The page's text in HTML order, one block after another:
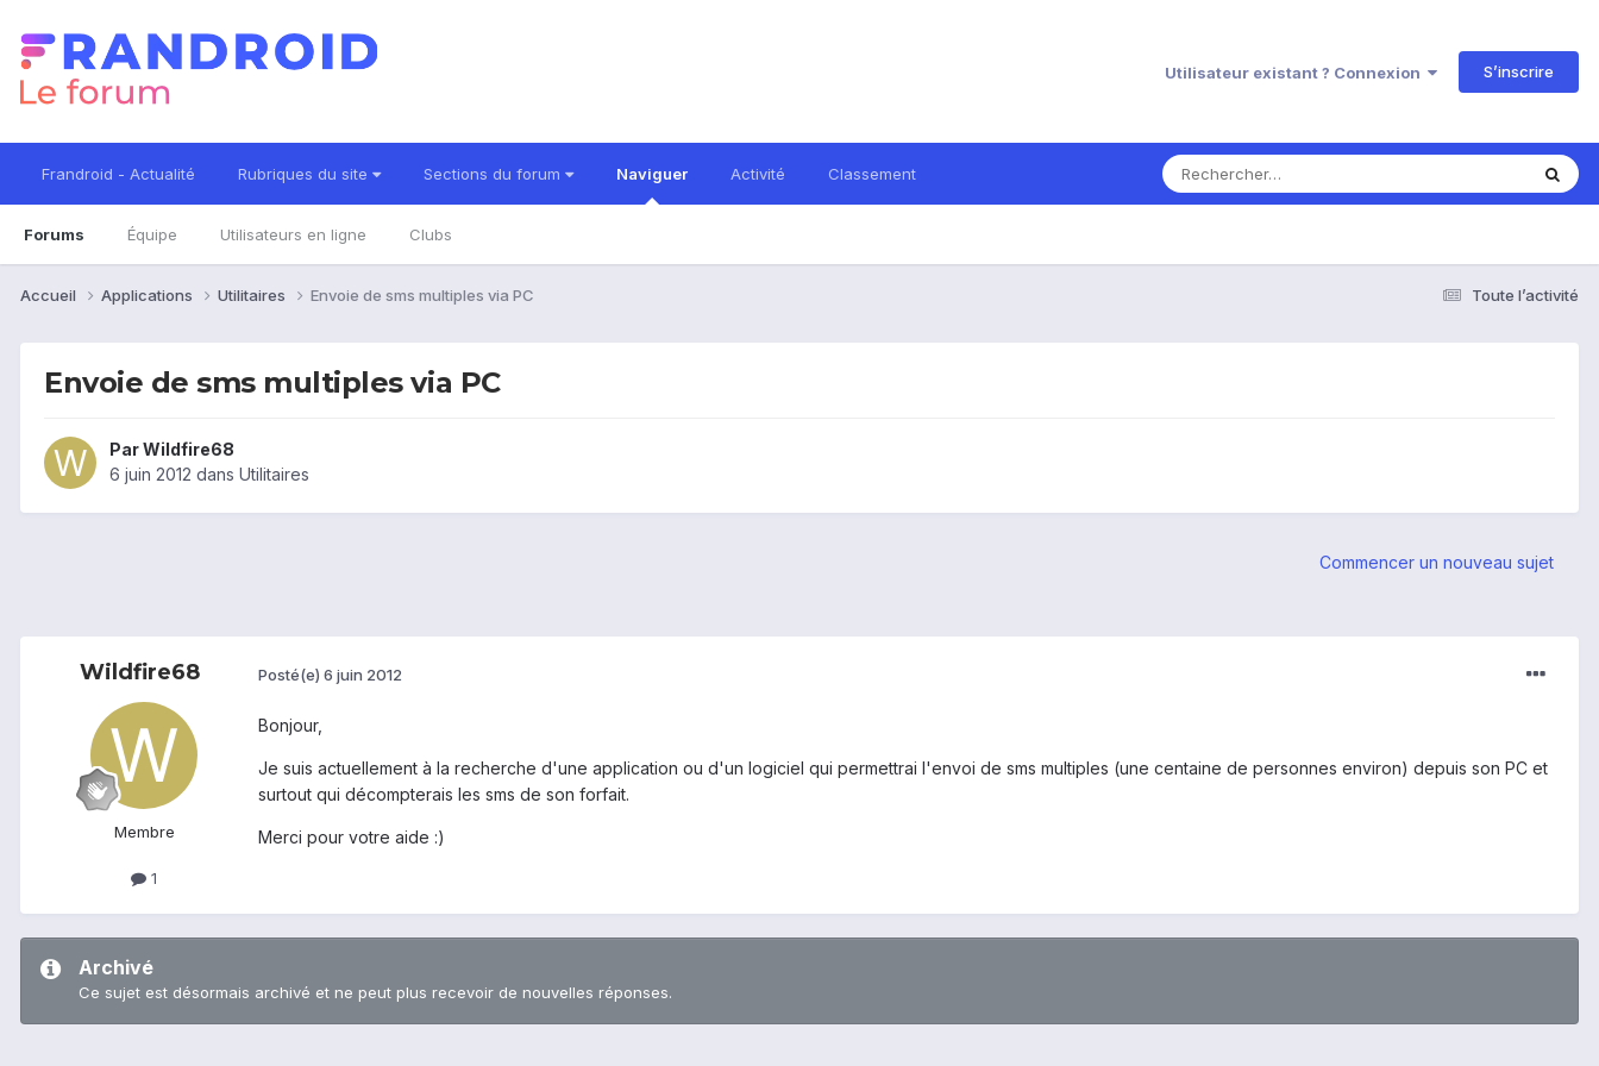
Utilisateur existant ? Connexion S’inscrire
Frandroid - Actualité Rubriques du site Sections du forum Naviguer
Forums Équipe Utilisateurs en ligne Clubs
Activité Classement
Toute l’activité
Accueil Applications Utilitaires Envoie de sms multiples via PC
Envoie de sms multiples via PC
ParWildfire68
6 juin 2012 dans Utilitaires
Commencer un nouveau sujet
Wildfire68
Membre
1
Posté(e) 6 juin 2012
Bonjour,
Je suis actuellement à la recherche d'une application ou d'un logiciel qui permettrai l'envoi de sms multiples (une centaine de personnes environ) depuis son PC et
surtout qui décompterais les sms de son forfait.
Merci pour votre aide :)
Archivé
Ce sujet est désormais archivé et ne peut plus recevoir de nouvelles réponses.